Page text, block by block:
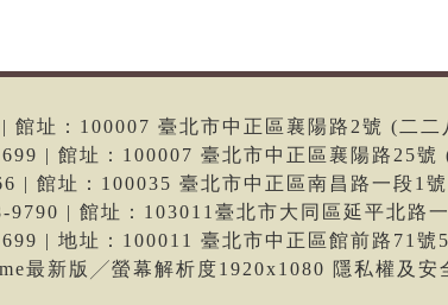
館址：100007 臺北市中正區襄陽路2號 (二二
| 館址：100007 臺北市中正區襄陽路25號
| 館址：100035 臺北市中正區南昌路一段1號
| 館址：103011臺北市大同區延平北路
| 地址：100011 臺北市中正區館前路71號
最新版╱螢幕解析度1920x1080 隱私權及安